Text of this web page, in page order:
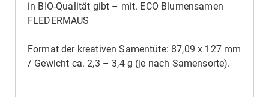
in BIO-Qualität gibt – mit. ECO Blumensamen
FLEDERMAUS
Format der kreativen Samentüte: 87,09 x 127 mm
/ Gewicht ca. 2,3 – 3,4 g (je nach Samensorte).